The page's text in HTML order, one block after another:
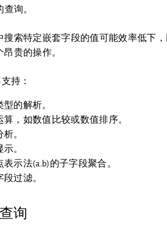
询。
搜索特定嵌套字段的值可能效率低下
昂贵的操作。
持：
型的解析。
算，如数值比较或数值排序。
。
。
表示法(a.b)的子字段聚合。
段过滤。
询